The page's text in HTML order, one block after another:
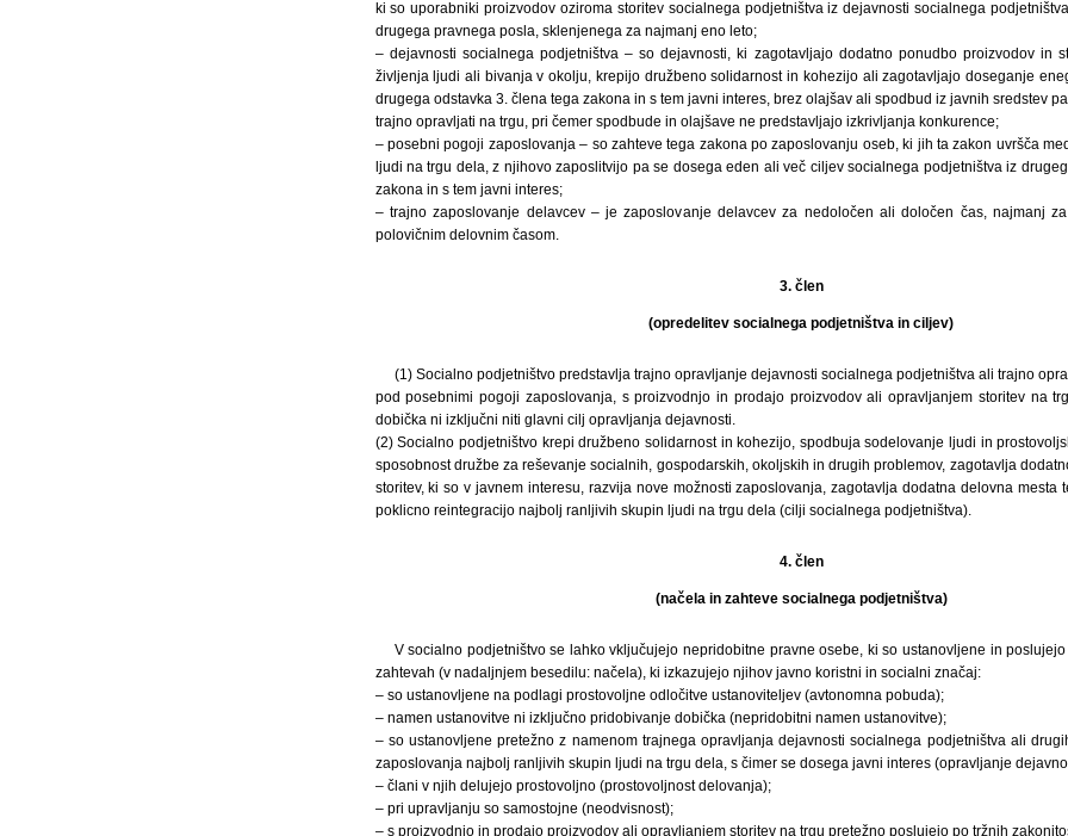
ki so uporabniki proizvodov oziroma storitev socialnega podjetništva iz dejavnosti socialnega
drugega pravnega posla, sklenjenega za najmanj eno leto;
– dejavnosti socialnega podjetništva – so dejavnosti, ki zagotavljajo dodatno ponudbo proizvodov in
življenja ljudi ali bivanja v okolju, krepijo družbeno solidarnost in kohezijo ali zagotavljajo doseganje
drugega odstavka 3. člena tega zakona in s tem javni interes, brez olajšav ali spodbud iz javnih sredstev
trajno opravljati na trgu, pri čemer spodbude in olajšave ne predstavljajo izkrivljanja konkurence;
– posebni pogoji zaposlovanja – so zahteve tega zakona po zaposlovanju oseb, ki jih ta zakon uvršča
ljudi na trgu dela, z njihovo zaposlitvijo pa se dosega eden ali več ciljev socialnega podjetništva iz
zakona in s tem javni interes;
– trajno zaposlovanje delavcev – je zaposlovanje delavcev za nedoločen ali določen čas, najmanj
polovičnim delovnim časom.
3. člen
(opredelitev socialnega podjetništva in ciljev)
(1) Socialno podjetništvo predstavlja trajno opravljanje dejavnosti socialnega podjetništva ali trajno
pod posebnimi pogoji zaposlovanja, s proizvodnjo in prodajo proizvodov ali opravljanjem storitev na
dobička ni izključni niti glavni cilj opravljanja dejavnosti.
(2) Socialno podjetništvo krepi družbeno solidarnost in kohezijo, spodbuja sodelovanje ljudi in
sposobnost družbe za reševanje socialnih, gospodarskih, okoljskih in drugih problemov, zagotavlja
storitev, ki so v javnem interesu, razvija nove možnosti zaposlovanja, zagotavlja dodatna delovna mesta
poklicno reintegracijo najbolj ranljivih skupin ljudi na trgu dela (cilji socialnega podjetništva).
4. člen
(načela in zahteve socialnega podjetništva)
V socialno podjetništvo se lahko vključujejo nepridobitne pravne osebe, ki so ustanovljene in
zahtevah (v nadaljnjem besedilu: načela), ki izkazujejo njihov javno koristni in socialni značaj:
– so ustanovljene na podlagi prostovoljne odločitve ustanoviteljev (avtonomna pobuda);
– namen ustanovitve ni izključno pridobivanje dobička (nepridobitni namen ustanovitve);
– so ustanovljene pretežno z namenom trajnega opravljanja dejavnosti socialnega podjetništva ali
zaposlovanja najbolj ranljivih skupin ljudi na trgu dela, s čimer se dosega javni interes (opravljanje
– člani v njih delujejo prostovoljno (prostovoljnost delovanja);
– pri upravljanju so samostojne (neodvisnost);
– s proizvodnjo in prodajo proizvodov ali opravljanjem storitev na trgu pretežno poslujejo po tržnih